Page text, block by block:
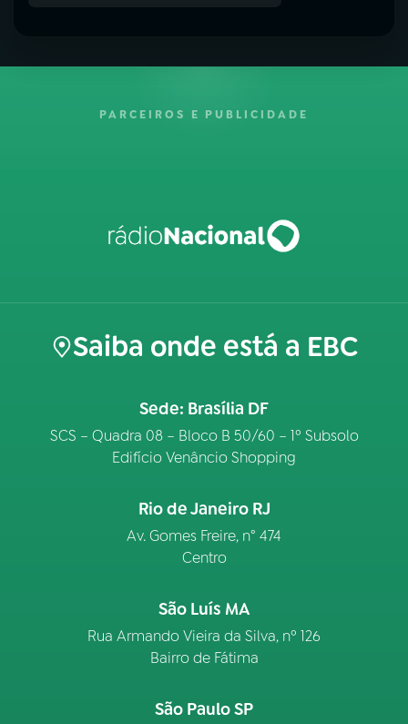
PARCEIROS E PUBLICIDADE
Saiba onde está a EBC
Sede: Brasília DF
SCS – Quadra 08 – Bloco B 50/60 – 1º Subsolo
Edifício Venâncio Shopping
Rio de Janeiro RJ
Av. Gomes Freire, n° 474
Centro
São Luís MA
Rua Armando Vieira da Silva, nº 126
Bairro de Fátima
São Paulo SP